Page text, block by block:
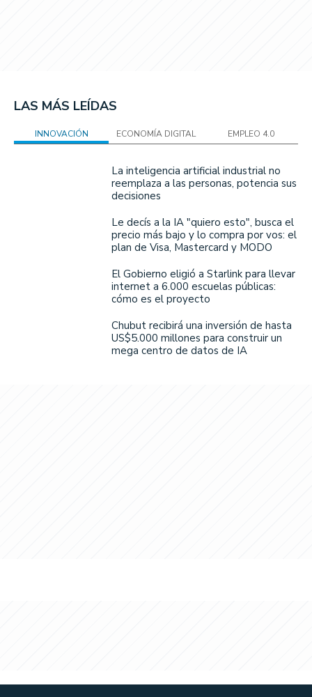
LAS MÁS LEÍDAS
INNOVACIÓN ECONOMÍA DIGITAL EMPLEO 4.0
La inteligencia artificial industrial no
reemplaza a las personas, potencia sus
decisiones
Le decís a la IA "quiero esto", busca el
precio más bajo y lo compra por vos: el
plan de Visa, Mastercard y MODO
El Gobierno eligió a Starlink para llevar
internet a 6.000 escuelas públicas:
cómo es el proyecto
Chubut recibirá una inversión de hasta
US$5.000 millones para construir un
mega centro de datos de IA